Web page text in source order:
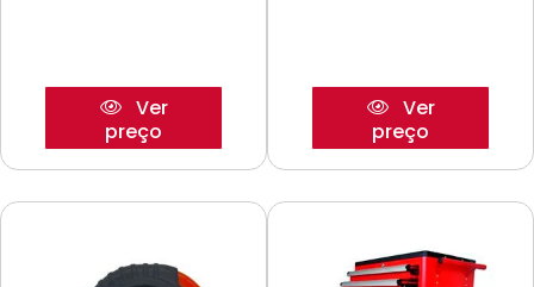
Ver
preço
Ver
preço